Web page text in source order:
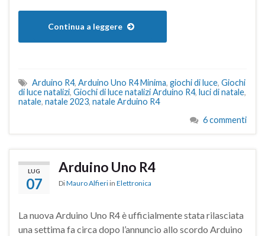
Continua a leggere
Arduino R4, Arduino Uno R4 Minima, giochi di luce, Giochi
di luce natalizi, Giochi di luce natalizi Arduino R4, luci di natale,
natale, natale 2023, natale Arduino R4
6 commenti
LUG
07
Arduino Uno R4
DiMauro Alfieri in Elettronica
La nuova Arduino Uno R4 è ufficialmente stata rilasciata
una settima fa circa dopo l’annuncio allo scordo Arduino